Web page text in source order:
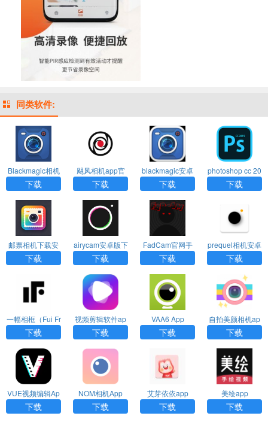
同类软件:
Blackmagic相机
下载安装
下载
飓风相机app官
方下载
下载
blackmagic安卓
版下载
下载
photoshop cc 20
19 手机版下载
下载
邮票相机下载安
装手机版
下载
airycam安卓版下
载
下载
FadCam官网手
机版下载
下载
prequel相机安卓
版下载
下载
一幅相框（Fui Fr
ame）App
下载
视频剪辑软件ap
p
下载
VAA6 App
下载
自拍美颜相机ap
p
下载
VUE视频编辑Ap
p
下载
NOM相机App
下载
艾芽依依app
下载
美绘app
下载